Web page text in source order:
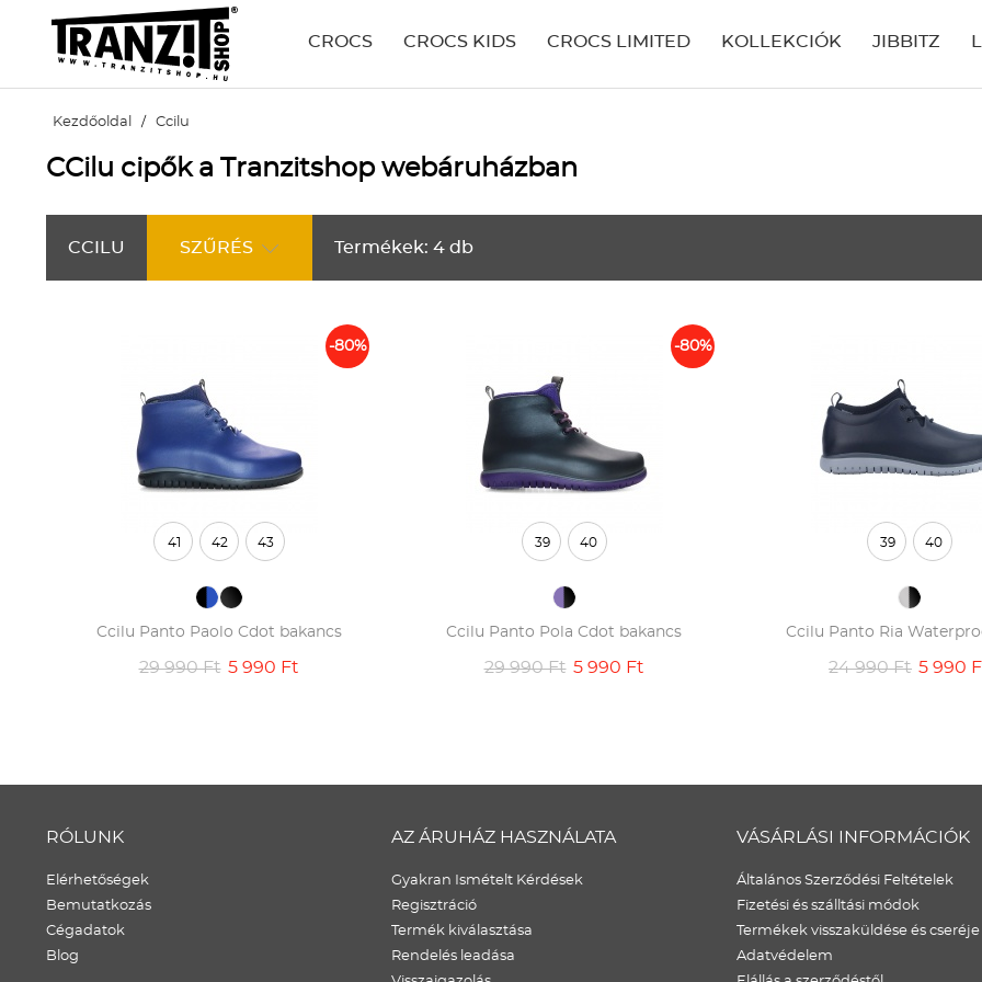
CROCS CROCS KIDS CROCS LIMITED KOLLEKCIÓK JIBBITZ
Kezdőoldal / Ccilu
CCilu cipők a Tranzitshop webáruházban
CCILU SZŰRÉS Termékek: 4 db
-80%
Ccilu Panto Paolo Cdot bakancs
29 990 Ft 5 990 Ft
41 42 43
-80%
Ccilu Panto Pola Cdot bakancs
29 990 Ft 5 990 Ft
39 40
Ccilu Panto Ria
24 990 Ft 5 990
39 40
RÓLUNK
Elérhetőségek
Bemutatkozás
Cégadatok
Blog
AZ ÁRUHÁZ HASZNÁLATA
Gyakran Ismételt Kérdések
Regisztráció
Termék kiválasztása
Rendelés leadása
VÁSÁRLÁSI INFORMÁCIÓK
Általános Szerződési Feltételek
Fizetési és szálltási módok
Termékek visszaküldése és cseréje
Adatvédelem